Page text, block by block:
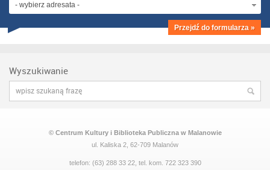
- wybierz adresata -
Przejdź do formularza »
Wyszukiwanie
© Centrum Kultury i Biblioteka Publiczna w Malanowie
ul. Kaliska 2, 62-709 Malanów
telefon: (63) 288 33 22, tel. kom. 722 323 390